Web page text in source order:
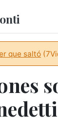
que saltó